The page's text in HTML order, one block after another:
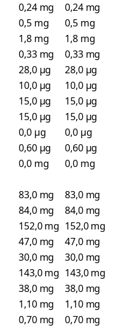
0,24 mg
0,24 mg
0,5 mg
0,5 mg
1,8 mg
1,8 mg
0,33 mg
0,33 mg
28,0 µg
28,0 µg
10,0 µg
10,0 µg
15,0 µg
15,0 µg
15,0 µg
15,0 µg
0,0 µg
0,0 µg
0,60 µg
0,60 µg
0,0 mg
0,0 mg
83,0 mg
83,0 mg
84,0 mg
84,0 mg
152,0 mg 152,0 mg
47,0 mg
47,0 mg
30,0 mg
30,0 mg
143,0 mg 143,0 mg
38,0 mg
38,0 mg
1,10 mg
1,10 mg
0,70 mg
0,70 mg